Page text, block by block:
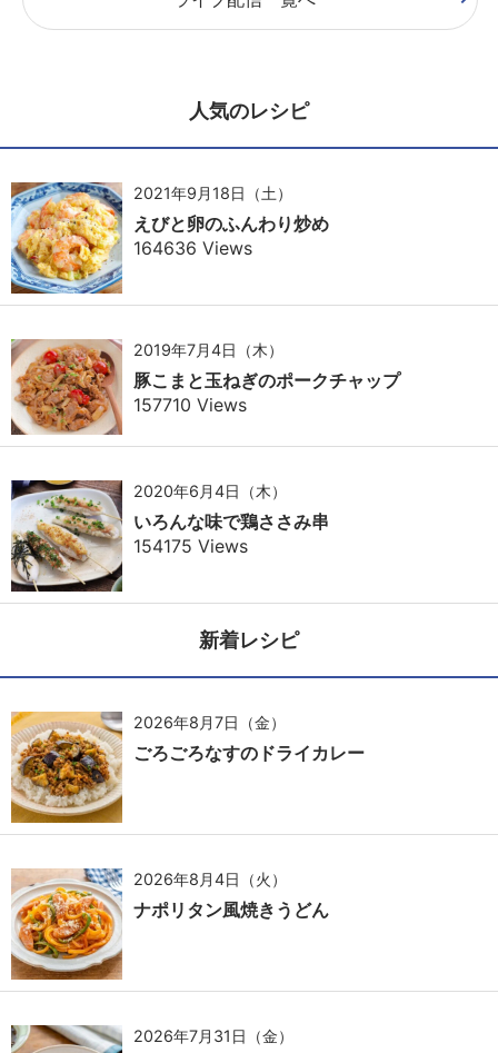
人気のレシピ
2021年9月18日（土）
えびと卵のふんわり炒め
164636 Views
2019年7月4日（木）
豚こまと玉ねぎのポークチャップ
157710 Views
2020年6月4日（木）
いろんな味で鶏ささみ串
154175 Views
新着レシピ
2026年8月7日（金）
ごろごろなすのドライカレー
2026年8月4日（火）
ナポリタン風焼きうどん
2026年7月31日（金）